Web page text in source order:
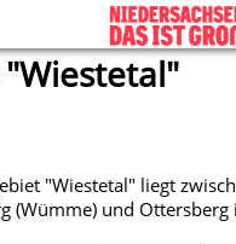
"Wiestetal" liegt
(Wümme) und Ottersberg